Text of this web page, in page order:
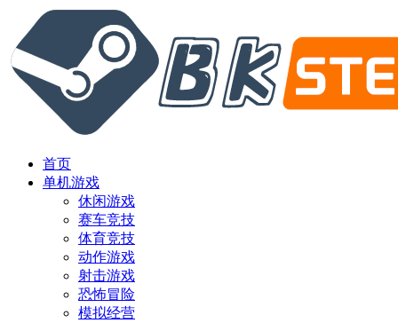
首页
单机游戏
休闲游戏
赛车竞技
体育竞技
动作游戏
射击游戏
恐怖冒险
模拟经营